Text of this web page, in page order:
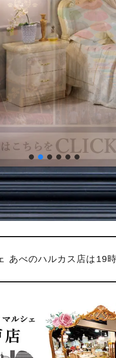
あべのハルカス店は19